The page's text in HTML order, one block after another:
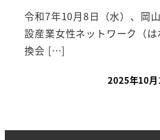
令和7年10月8日（水）、岡
設産業女性ネットワーク（
換会 […]
2025年10月